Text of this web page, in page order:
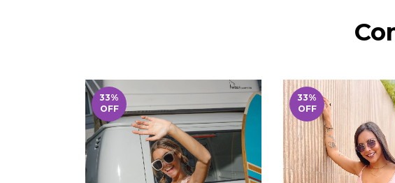
33%
OFF
33%
OFF